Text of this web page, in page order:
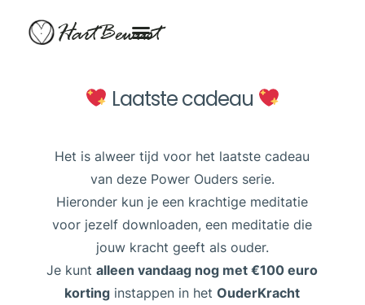
HartBewust
Laatste cadeau
Het is alweer tijd voor het laatste cadeau
van deze Power Ouders serie.
Hieronder kun je een krachtige meditatie
voor jezelf downloaden, een meditatie die
jouw kracht geeft als ouder.
Je kuntalleen vandaag nog met €100 euro
korting instappen in hetOuderKracht